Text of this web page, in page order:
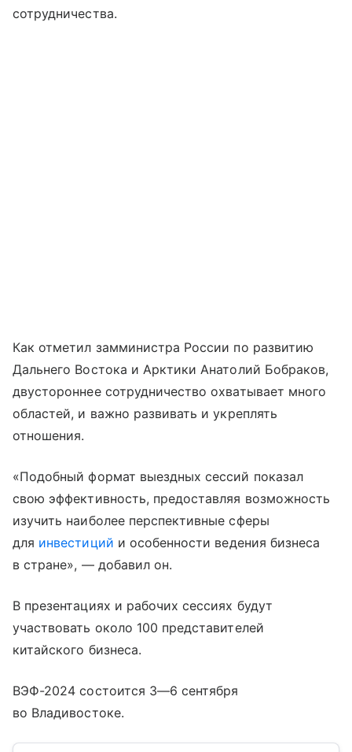
сотрудничества.
Как отметил замминистра России по развитию
Дальнего Востока и Арктики Анатолий Бобраков,
двустороннее сотрудничество охватывает много
областей, и важно развивать и укреплять
отношения.
«Подобный формат выездных сессий показал
свою эффективность, предоставляя возможность
изучить наиболее перспективные сферы
для инвестиций и особенности ведения бизнеса
в стране», — добавил он.
В презентациях и рабочих сессиях будут
участвовать около 100 представителей
китайского бизнеса.
ВЭФ-2024 состоится 3—6 сентября
во Владивостоке.